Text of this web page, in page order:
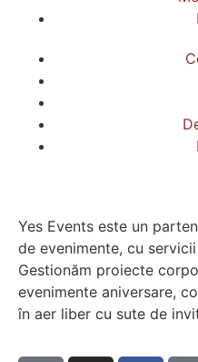
Yes Events este un
de evenimente, cu
Gestionăm proiecte
evenimente aniversare,
în aer liber cu sute de